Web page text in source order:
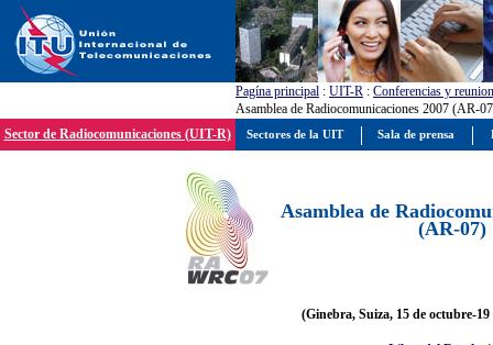
Pagína principal : UIT-R : Conferencias y
Asamblea de Radiocomunicaciones 2007 (AR-
Sector de Radiocomunicaciones (UIT-R)
Asamblea de
(AR-07)
(Ginebra, Suiza, 15 de octubre-19
Sectores de la UIT Sala de prensa